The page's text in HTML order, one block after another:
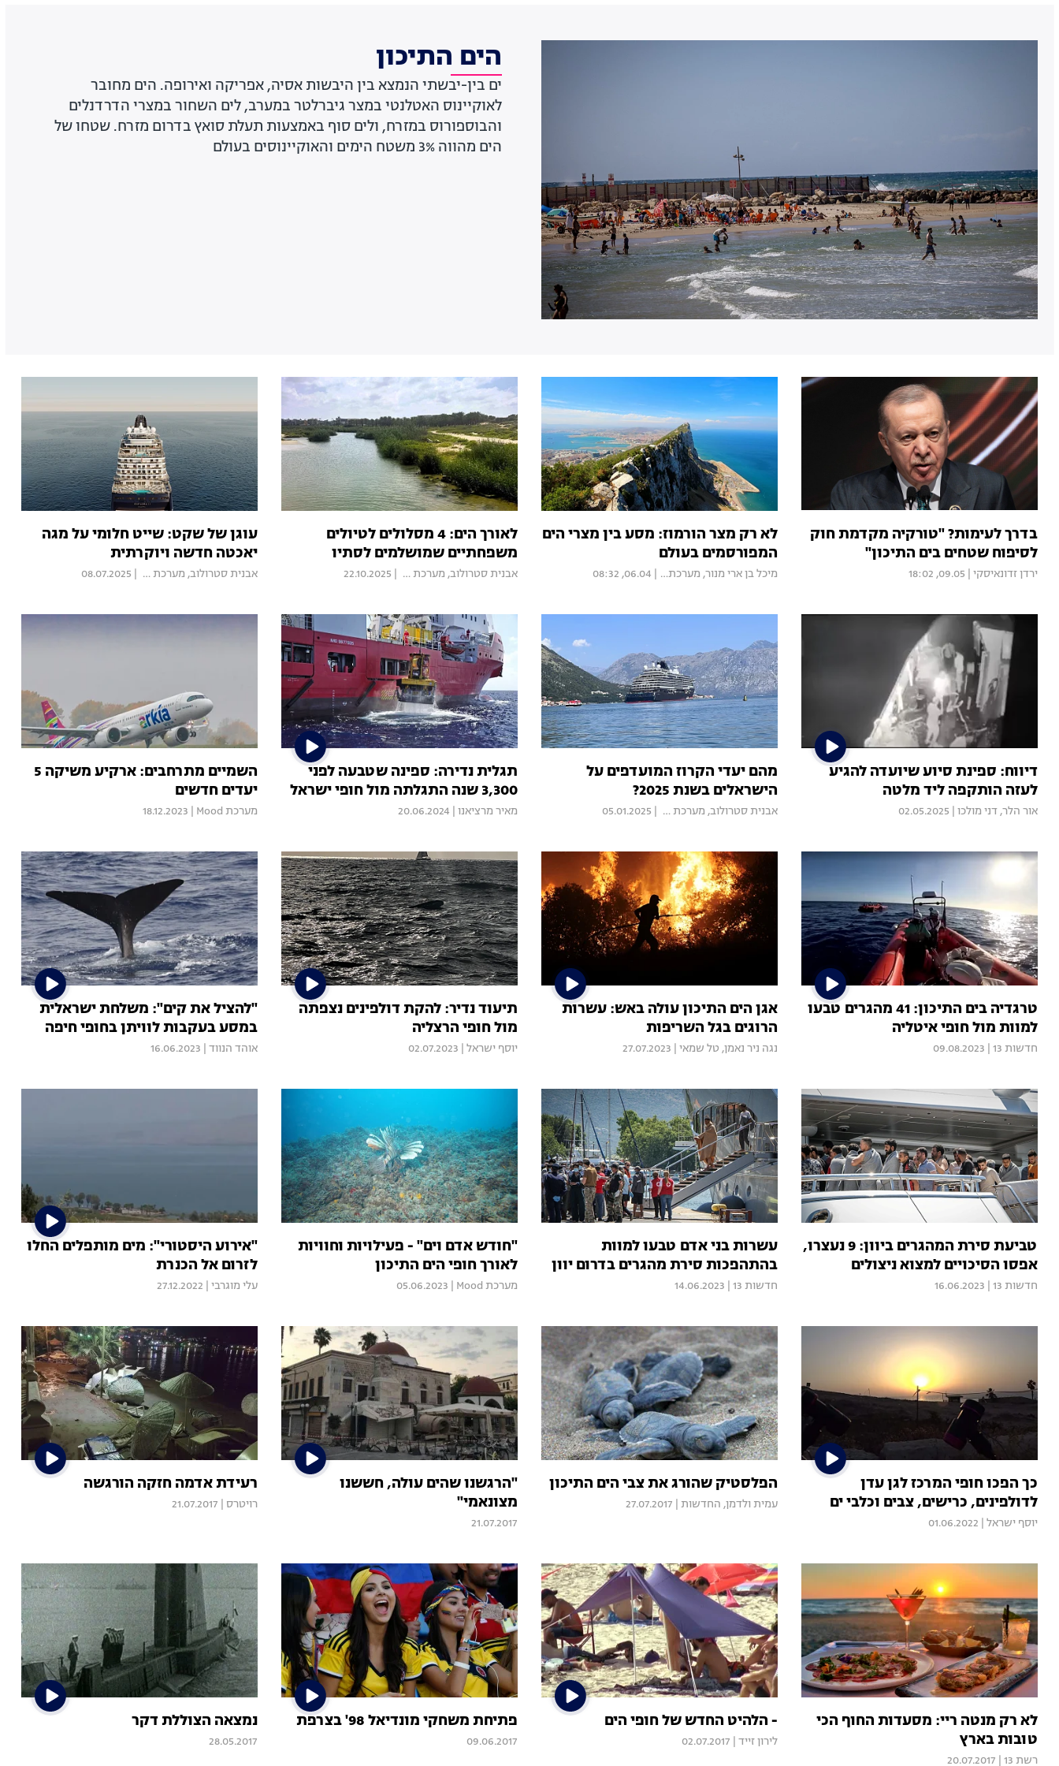
הים התיכון
ים בין-יבשתי הנמצא בין היבשות אסיה, אפריקה ואירופה. הים מחובר
לאוקיינוס האטלנטי במצר גיברלטר במערב, לים השחור במצרי הדרדנלים
והבוספורוס במזרח, ולים סוף באמצעות תעלת סואץ בדרום מזרח. שטחו של
הים מהווה 3% משטח הימים והאוקיינוסים בעולם
בדרך לעימות? "טורקיה מקדמת חוק
לסיפוח שטחים בים התיכון"
ירדן זדונאיסקי 09.05, 18:02
לא רק מצר הורמוז: מסע בין מצרי הים
המפורסמים בעולם
מיכל בן ארי מנור, מערכת Mood 06.04, 08:32
לאורך הים: 4 מסלולים לטיולים
משפחתיים שמושלמים לסתיו
אבנית סטרולוב, מערכת Mood 22.10.2025
עוגן של שקט: שייט חלומי על מגה
יאכטה חדשה ויוקרתית
אבנית סטרולוב, מערכת Mood 08.07.2025
דיווח: ספינת סיוע שיועדה להגיע
לעזה הותקפה ליד מלטה
אור הלר, דני מולכו 02.05.2025
מהם יעדי הקרוז המועדפים על
הישראלים בשנת 2025?
אבנית סטרולוב, מערכת Mood 05.01.2025
תגלית נדירה: ספינה שטבעה לפני
3,300 שנה התגלתה מול חופי ישראל
מאיר מרציאנו 20.06.2024
השמיים מתרחבים: ארקיע משיקה 5
יעדים חדשים
מערכת Mood 18.12.2023
טרגדיה בים התיכון: 41 מהגרים טבעו
למוות מול חופי איטליה
חדשות 13 09.08.2023
אגן הים התיכון עולה באש: עשרות
הרוגים בגל השריפות
נגה ניר נאמן, טל שמאי 27.07.2023
תיעוד נדיר: להקת דולפינים נצפתה
מול חופי הרצליה
יוסף ישראל 02.07.2023
"להציל את קים": משלחת ישראלית
במסע בעקבות לוויתן בחופי חיפה
אוהד הנווד 16.06.2023
טביעת סירת המהגרים ביוון: 9 נעצרו,
אפסו הסיכויים למצוא ניצולים
חדשות 13 16.06.2023
עשרות בני אדם טבעו למוות
בהתהפכות סירת מהגרים בדרום יוון
חדשות 13 14.06.2023
"חודש אדם וים" - פעילויות וחוויות
לאורך חופי הים התיכון
מערכת Mood 05.06.2023
"אירוע היסטורי": מים מותפלים החלו
לזרום אל הכנרת
עלי מוגרבי 27.12.2022
כך הפכו חופי המרכז לגן עדן
לדולפינים, כרישים, צבים וכלבי ים
יוסף ישראל 01.06.2022
הפלסטיק שהורג את צבי הים התיכון
עמית ולדמן, החדשות 27.07.2017
"הרגשנו שהים עולה, חששנו
מצונאמי"
21.07.2017
רעידת אדמה חזקה הורגשה
רויטרס 21.07.2017
לא רק מנטה ריי: מסעדות החוף הכי
טובות בארץ
רשת 13 20.07.2017
- הלהיט החדש של חופי הים
לירון זייד 02.07.2017
פתיחת משחקי מונדיאל 98' בצרפת
09.06.2017
נמצאה הצוללת דקר
28.05.2017